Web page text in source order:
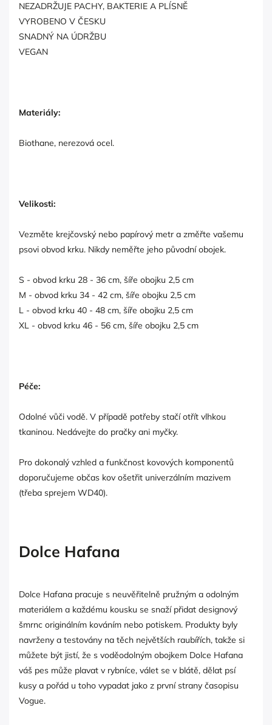
NEZADRŽUJE PACHY, BAKTERIE A PLÍSNĚ
VYROBENO V ČESKU
SNADNÝ NA ÚDRŽBU
VEGAN
Materiály:
Biothane, nerezová ocel.
Velikosti:
Vezměte krejčovský nebo papírový metr a změřte vašemu
psovi obvod krku. Nikdy neměřte jeho původní obojek.
S - obvod krku 28 - 36 cm, šíře obojku 2,5 cm
M - obvod krku 34 - 42 cm, šíře obojku 2,5 cm
L - obvod krku 40 - 48 cm, šíře obojku 2,5 cm
XL - obvod krku 46 - 56 cm, šíře obojku 2,5 cm
Péče:
Odolné vůči vodě. V případě potřeby stačí otřít vlhkou
tkaninou. Nedávejte do pračky ani myčky.
Pro dokonalý vzhled a funkčnost kovových komponentů
doporučujeme občas kov ošetřit univerzálním mazivem
(třeba sprejem WD40).
Dolce Hafana
Dolce Hafana pracuje s neuvěřitelně pružným a odolným
materiálem a každému kousku se snaží přidat designový
šmrnc originálním kováním nebo potiskem. Produkty byly
navrženy a testovány na těch největších raubířích, takže si
můžete být jistí, že s voděodolným obojkem Dolce Hafana
váš pes může plavat v rybníce, válet se v blátě, dělat psí
kusy a pořád u toho vypadat jako z první strany časopisu
Vogue.